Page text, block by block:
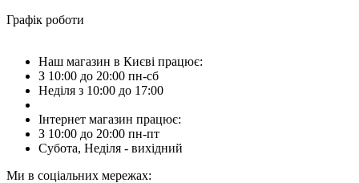
Графік роботи
Наш магазин в Києві працює:
З 10:00 до 20:00 пн-сб
Неділя з 10:00 до 17:00
Інтернет магазин працює:
З 10:00 до 20:00 пн-пт
Субота, Неділя - вихідний
Ми в соціальних мережах: